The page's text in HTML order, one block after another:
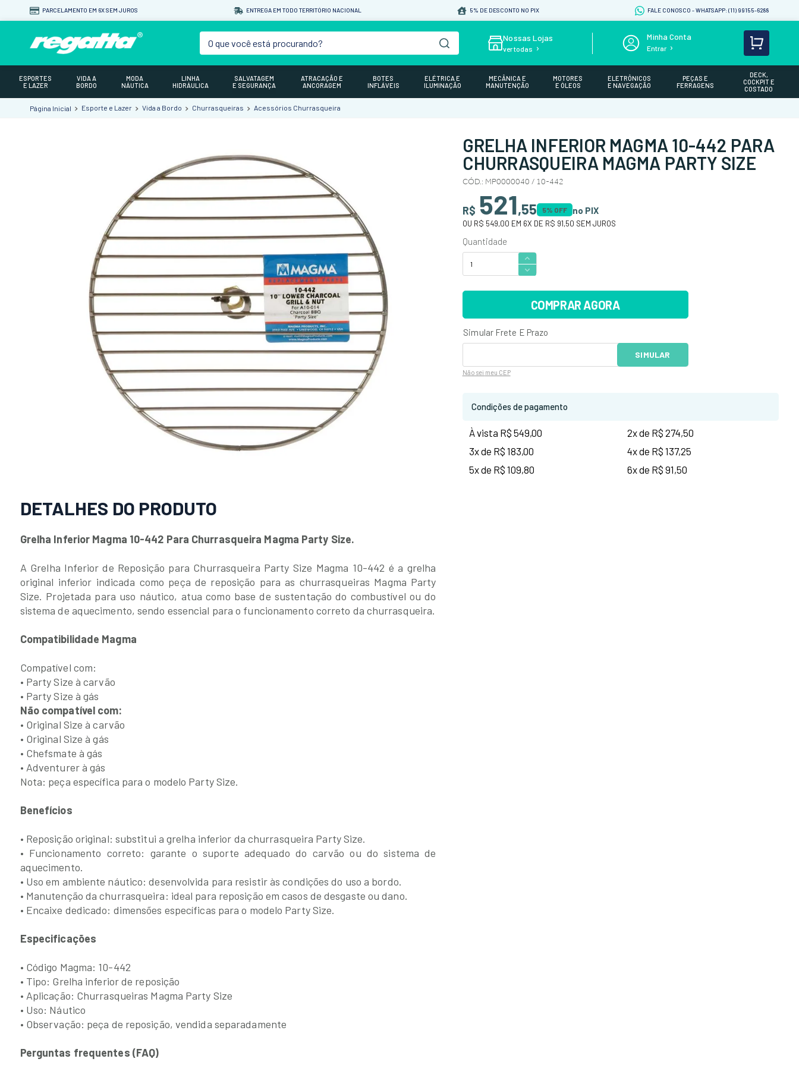
PARCELAMENTO EM 6X SEM JUROS ENTREGA EM TODO TERRITÓRIO NACIONAL 5% DE DESCONTO NO PIX FALE CONOSCO - WHATSAPP: (11) 99155-6288
O que você está procurando? Nossas Lojas
ver todas Entrar
ESPORTES
E LAZER
VIDA A
BORDO
MODA
NÁUTICA
LINHA
HIDRÁULICA
SALVATAGEM
E SEGURANÇA
ATRACAÇÃO E
ANCORAGEM
BOTES
INFLÁVEIS
ELÉTRICA E
ILUMINAÇÃO
MECÂNICA E
MANUTENÇÃO
MOTORES
E ÓLEOS
ELETRÔNICOS
E NAVEGAÇÃO
PEÇAS E
FERRAGENS
DECK,
COCKPIT E
COSTADO
Esporte e Lazer Vida a Bordo Churrasqueiras Acessórios Churrasqueira
DETALHES DO PRODUTO
Grelha Inferior Magma 10-442 Para Churrasqueira Magma Party Size.
A Grelha Inferior de Reposição para Churrasqueira Party Size Magma 10-442 é a grelha
original inferior indicada como peça de reposição para as churrasqueiras Magma Party
Size. Projetada para uso náutico, atua como base de sustentação do combustível ou do
sistema de aquecimento, sendo essencial para o funcionamento correto da churrasqueira.
Compatibilidade Magma
Compatível com:
• Party Size à carvão
Não compatível com:
• Original Size à carvão
• Original Size à gás
• Chefsmate à gás
• Adventurer à gás
Nota: peça específica para o modelo Party Size.
Benefícios
• Reposição original: substitui a grelha inferior da churrasqueira Party Size.
• Funcionamento correto: garante o suporte adequado do carvão ou do sistema de
aquecimento.
• Uso em ambiente náutico: desenvolvida para resistir às condições do uso a bordo.
• Manutenção da churrasqueira: ideal para reposição em casos de desgaste ou dano.
• Encaixe dedicado: dimensões específicas para o modelo Party Size.
Especificações
• Código Magma: 10-442
• Tipo: Grelha inferior de reposição
• Aplicação: Churrasqueiras Magma Party Size
• Uso: Náutico
• Observação: peça de reposição, vendida separadamente
Perguntas frequentes (FAQ)
GRELHA INFERIOR MAGMA 10-442 PARA
CHURRASQUEIRA MAGMA PARTY SIZE
CÓD.: MP0000040 / 10-442
R$ 521,55 5% OFF no PIX
OU R$ 549,00 EM 6X DE R$ 91,50 SEM JUROS
COMPRAR AGORA
Não sei meu CEP
Condições de pagamento
À vista R$ 549,00
2x de R$ 274,50
3x de R$ 183,00
4x de R$ 137,25
5x de R$ 109,80
6x de R$ 91,50